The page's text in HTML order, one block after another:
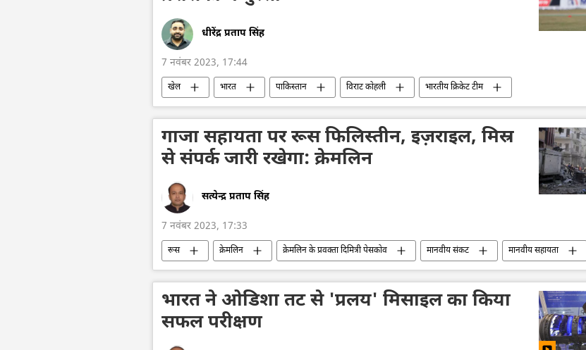
धीरेंद्र प्रताप सिंह
7 नवंबर 2023, 17:44
खेल भारत पाकिस्तान विराट कोहली
भारतीय क्रिकेट टीम
पाकिस्तान क्रिकेट टीम
क्रिकेट क्रिकेट विश्व कप अंतर्राष्ट्रीय क्रिकेट परिषद (ICC)
खेल
कोलकाता
पश्चिम बंगाल
गाजा सहायता पर रूस फिलिस्तीन, इज़राइल, मिस्र
से संपर्क जारी रखेगा: क्रेमलिन
सत्येन्द्र प्रताप सिंह
7 नवंबर 2023, 17:33
रूस क्रेमलिन क्रेमलिन के प्रवक्ता दिमित्री पेसकोव मानवीय संकट
मानवीय सहायता
मानवीय हस्तक्षेप
गाज़ा पट्टी फिलिस्तीन इज़राइल मिस्र
मध्य पूर्व
इज़राइल-हमास युद्ध
भारत ने ओडिशा तट से 'प्रलय' मिसाइल का किया
सफल परीक्षण